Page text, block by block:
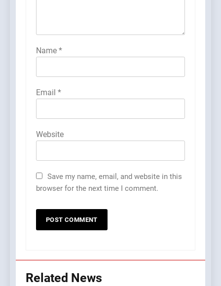
Name *
Email *
Website
Save my name, email, and website in this
browser for the next time I comment.
Related News